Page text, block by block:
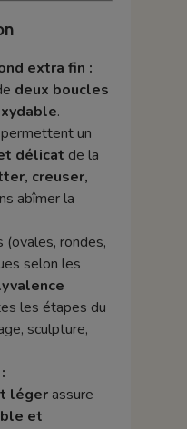
extra fin :
deux boucles
.
un
délicat de la
creuser,
abîmer la
rondes,
selon les
les étapes du
sculpture,
légerassure
et